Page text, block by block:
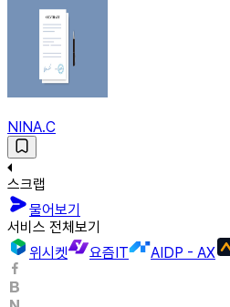
NINA.C
스크랩
물어보기
서비스 전체보기
위시켓
요즘IT AIDP - AX